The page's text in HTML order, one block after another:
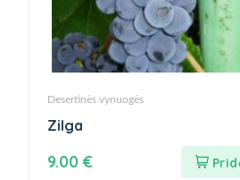
Desertinės vynuogės
Zilga
9.00 €